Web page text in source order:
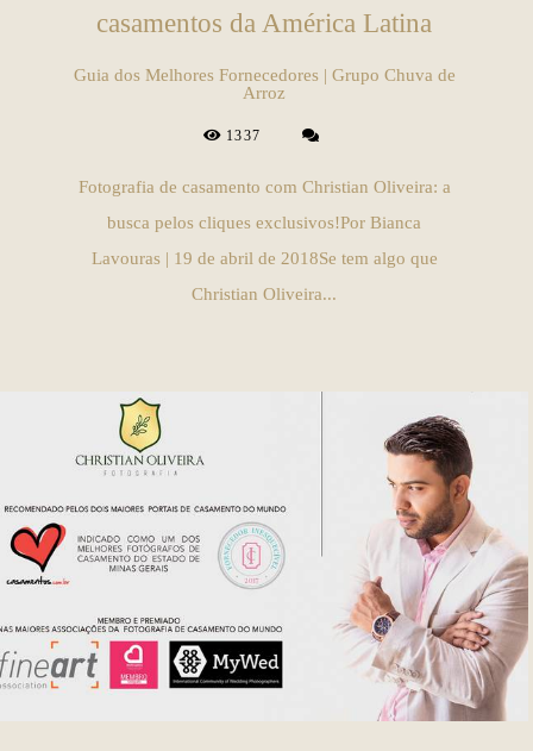
casamentos da América Latina
Guia dos Melhores Fornecedores | Grupo Chuva de
Arroz
1337
Fotografia de casamento com Christian Oliveira: a
busca pelos cliques exclusivos!Por Bianca
Lavouras | 19 de abril de 2018Se tem algo que
Christian Oliveira...